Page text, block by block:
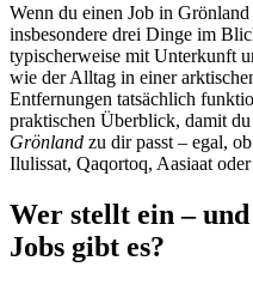
Wenn du einen Job in
insbesondere drei Dinge im
typischerweise mit Unterkunft
wie der Alltag in einer
Entfernungen tatsächlich
praktischen Überblick, damit
Grönland zu dir passt – egal,
Ilulissat, Qaqortoq, Aasiaat
Wer stellt ein –
Jobs gibt es?